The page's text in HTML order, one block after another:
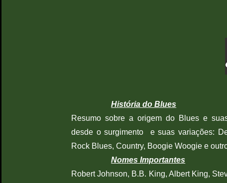
História do Blues
Resumo sobre a origem do Blues e
desde o surgimento e suas variações:
Rock Blues, Country, Boogie Woogie e
Nomes Importantes
Robert Johnson, B.B. King, Albert King,